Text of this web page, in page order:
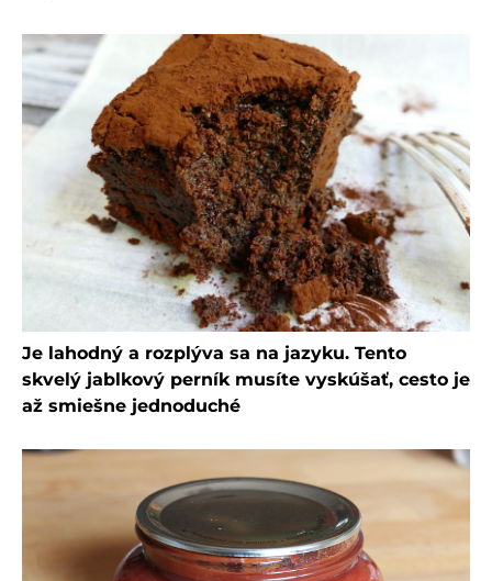
Je lahodný a rozplýva sa na jazyku. Tento
skvelý jablkový perník musíte vyskúšať, cesto je
až smiešne jednoduché